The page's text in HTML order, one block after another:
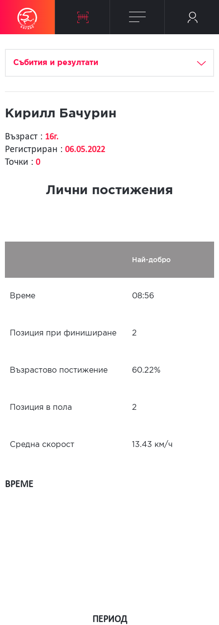
Събития и резултати
Кирилл Бачурин
Възраст : 16г.
Регистриран : 06.05.2022
Точки : 0
Лични постижения
Най-добро
Време 08:56
Позиция при финиширане 2
Възрастово постижение 60.22%
Позиция в пола 2
Средна скорост 13.43 км/ч
ВРЕМЕ
ПЕРИОД